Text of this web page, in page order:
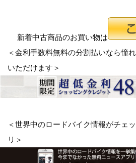
新着中古商品のお買い物は
＜金利手数料無料の分割払いなら憧
いただけます＞
＜世界中のロードバイク情報がチェ
リ＞